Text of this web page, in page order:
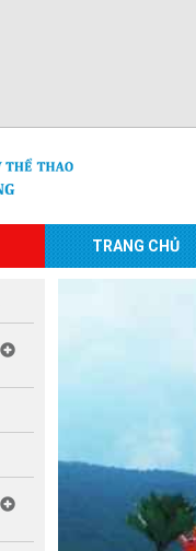
TRANG CHỦ